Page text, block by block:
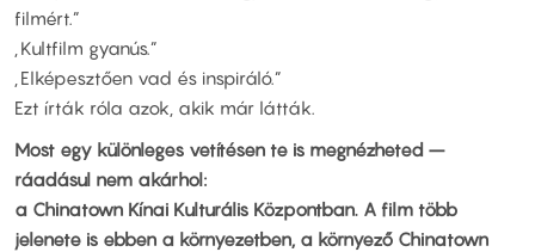
filmért.”
„Kultfilm gyanús.”
„Elképesztően vad és inspiráló.”
Ezt írták róla azok, akik már látták.
Most egy különleges vetítésen te is megnézheted –
ráadásul nem akárhol:
a Chinatown Kínai Kulturális Központban. A film több
jelenete is ebben a környezetben, a környező Chinatown